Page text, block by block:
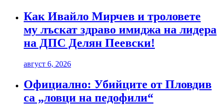
Как Ивайло Мирчев и троловете
му лъскат здраво имиджа на лидера
на ДПС Делян Пеевски!
август 6, 2026
Официално: Убийците от Пловдив
са „ловци на педофили“